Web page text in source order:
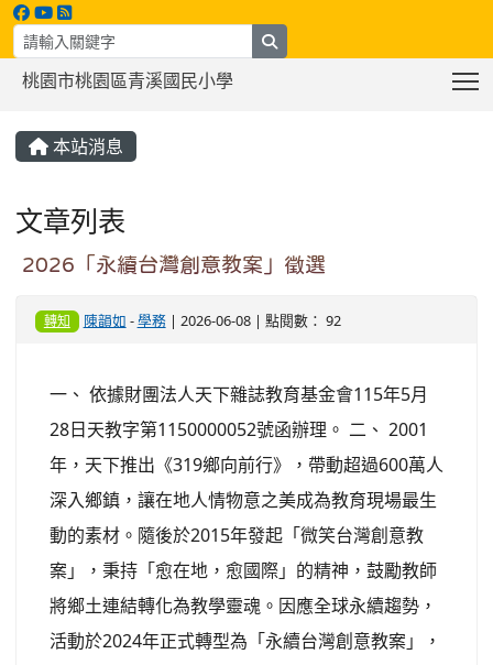
桃園市桃園區青溪國民小學
本站消息
文章列表
2026「永續台灣創意教案」徵選
轉知 陳韻如 -學務| 2026-06-08 | 點閱數： 92
一、 依據財團法人天下雜誌教育基金會115年5月
28日天教字第1150000052號函辦理。 二、 2001
年，天下推出《319鄉向前行》，帶動超過600萬人
深入鄉鎮，讓在地人情物意之美成為教育現場最生
動的素材。隨後於2015年發起「微笑台灣創意教
案」，秉持「愈在地，愈國際」的精神，鼓勵教師
將鄉土連結轉化為教學靈魂。因應全球永續趨勢，
活動於2024年正式轉型為「永續台灣創意教案」，